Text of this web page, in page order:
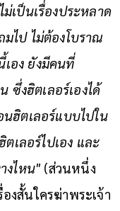
เป็นเรื่องประหลาด
ไป ไม่ต้องโบราณ
เอง ยังมีคนที่
ซึ่งฮิตเลอร์เองได้
ฮิตเลอร์แบบไปใน
เลอร์ไปเอง และ
งไหน" (ส่วนหนึ่ง
งสั้นใครฆ่าพระเจ้า